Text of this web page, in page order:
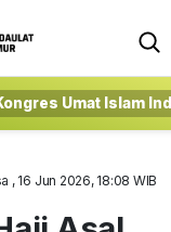
Umat Islam
, 16 Jun 2026, 18:08 WIB